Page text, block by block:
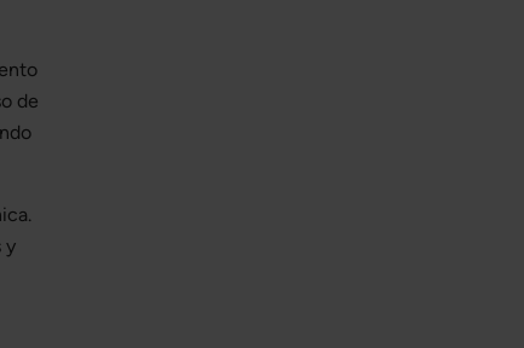
de
y